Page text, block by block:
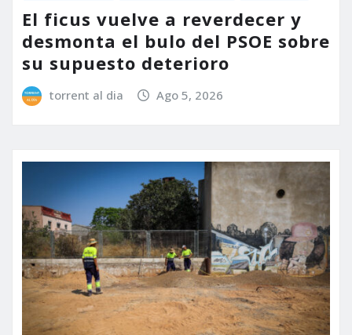
El ficus vuelve a reverdecer y
desmonta el bulo del PSOE sobre
su supuesto deterioro
torrent al dia Ago 5, 2026